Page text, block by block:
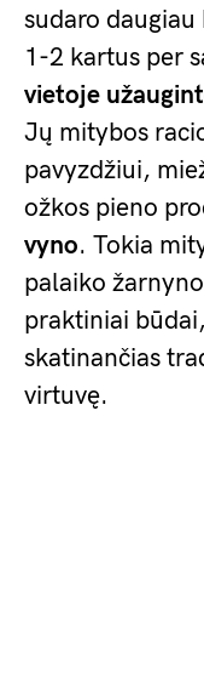
sudaro
1-2 kartus per
vietoje
Jų mitybos
pavyzdžiui,
ožkos pieno
vyno. Tokia
palaiko
praktiniai
skatinančias
virtuvę.